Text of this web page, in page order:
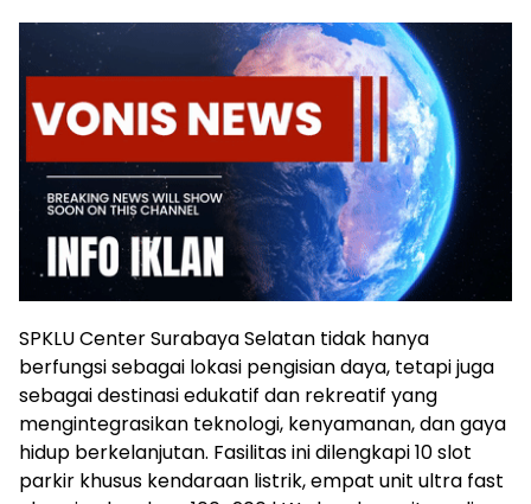
SPKLU Center Surabaya Selatan tidak hanya
berfungsi sebagai lokasi pengisian daya, tetapi juga
sebagai destinasi edukatif dan rekreatif yang
mengintegrasikan teknologi, kenyamanan, dan gaya
hidup berkelanjutan. Fasilitas ini dilengkapi 10 slot
parkir khusus kendaraan listrik, empat unit ultra fast